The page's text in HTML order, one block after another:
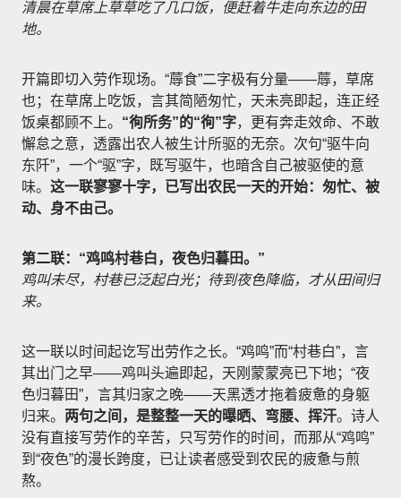
清晨在草席上草草吃了几口饭，便赶着牛走向东边的田
地。
开篇即切入劳作现场。“蓐食”二字极有分量——蓐，草席
也；在草席上吃饭，言其简陋匆忙，天未亮即起，连正经
饭桌都顾不上。 “徇所务”的“徇”字，更有奔走效命、不敢
懈怠之意，透露出农人被生计所驱的无奈。次句“驱牛向
东阡”，一个“驱”字，既写驱牛，也暗含自己被驱使的意
味。 这一联寥寥十字，已写出农民一天的开始：匆忙、被
动、身不由己。
第二联：“鸡鸣村巷白，夜色归暮田。”
鸡叫未尽，村巷已泛起白光；待到夜色降临，才从田间归
来。
这一联以时间起讫写出劳作之长。“鸡鸣”而“村巷白”，言
其出门之早——鸡叫头遍即起，天刚蒙蒙亮已下地；“夜
色归暮田”，言其归家之晚——天黑透才拖着疲惫的身躯
归来。 两句之间，是整整一天的曝晒、弯腰、挥汗。诗人
没有直接写劳作的辛苦，只写劳作的时间，而那从“鸡鸣”
到“夜色”的漫长跨度，已让读者感受到农民的疲惫与煎
熬。